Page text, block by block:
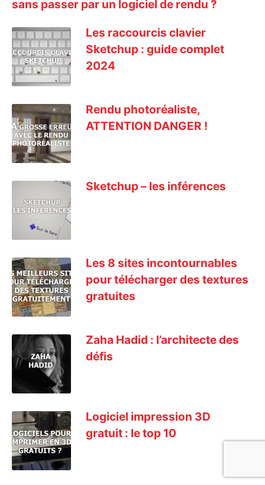
sans passer par un logiciel de rendu ?
Les raccourcis clavier
Sketchup : guide complet
2024
Rendu photoréaliste,
ATTENTION DANGER !
Sketchup – les inférences
Les 8 sites incontournables
pour télécharger des textures
gratuites
Zaha Hadid : l’architecte des
défis
Logiciel impression 3D
gratuit : le top 10